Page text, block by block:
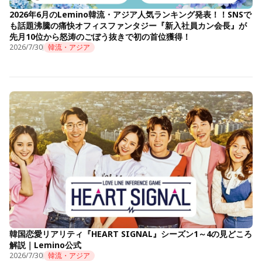
2026年6月のLemino韓流・アジア人気ランキング発表！！SNSで
も話題沸騰の痛快オフィスファンタジー『新入社員カン会長』が
先月10位から怒涛のごぼう抜きで初の首位獲得！
2026/7/30 韓流・アジア
韓国恋愛リアリティ『HEART SIGNAL』シーズン1～4の見どころ
解説｜Lemino公式
2026/7/30 韓流・アジア